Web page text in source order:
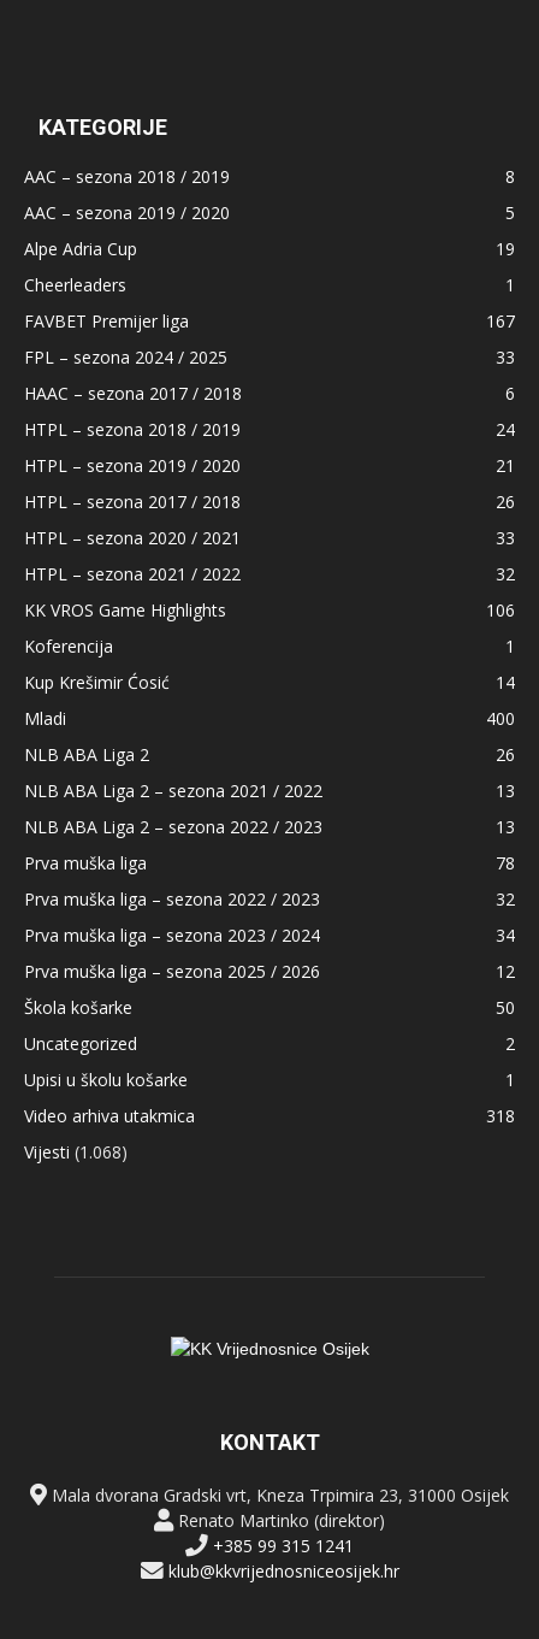
KATEGORIJE
AAC – sezona 2018 / 2019
8
AAC – sezona 2019 / 2020
5
Alpe Adria Cup
19
Cheerleaders
1
FAVBET Premijer liga
167
FPL – sezona 2024 / 2025
33
HAAC – sezona 2017 / 2018
6
HTPL – sezona 2018 / 2019
24
HTPL – sezona 2019 / 2020
21
HTPL – sezona 2017 / 2018
26
HTPL – sezona 2020 / 2021
33
HTPL – sezona 2021 / 2022
32
KK VROS Game Highlights
106
Koferencija
1
Kup Krešimir Ćosić
14
Mladi
400
NLB ABA Liga 2
26
NLB ABA Liga 2 – sezona 2021 / 2022
13
NLB ABA Liga 2 – sezona 2022 / 2023
13
Prva muška liga
78
Prva muška liga – sezona 2022 / 2023
32
Prva muška liga – sezona 2023 / 2024
34
Prva muška liga – sezona 2025 / 2026
12
Škola košarke
50
Uncategorized
2
Upisi u školu košarke
1
Video arhiva utakmica
318
Vijesti (1.068)
KONTAKT
Mala dvorana Gradski vrt, Kneza Trpimira 23, 31000 Osijek
Renato Martinko (direktor)
+385 99 315 1241
klub@kkvrijednosniceosijek.hr